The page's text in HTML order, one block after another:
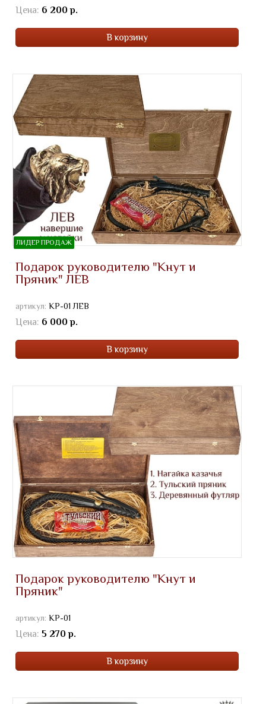
Цена: 6 200 р.
В корзину
ЛИДЕР ПРОДАЖ
Подарок руководителю "Кнут и
Пряник" ЛЕВ
артикул: КР-01 ЛЕВ
Цена: 6 000 р.
В корзину
Подарок руководителю "Кнут и
Пряник"
артикул: КР-01
Цена: 5 270 р.
В корзину